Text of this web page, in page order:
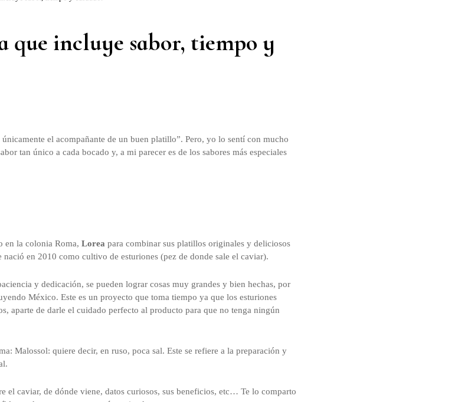
que incluye sabor, tiempo y
únicamente el acompañante de un buen platillo”. Pero, yo lo sentí con mucho
tan único a cada bocado y, a mi parecer es de los sabores más especiales
en la colonia Roma, Lorea para combinar sus platillos originales y deliciosos
nació en 2010 como cultivo de esturiones (pez de donde sale el caviar).
y dedicación, se pueden lograr cosas muy grandes y bien hechas, por
México. Este es un proyecto que toma tiempo ya que los esturiones
aparte de darle el cuidado perfecto al producto para que no tenga ningún
Malossol: quiere decir, en ruso, poca sal. Este se refiere a la preparación y
el caviar, de dónde viene, datos curiosos, sus beneficios, etc… Te lo comparto